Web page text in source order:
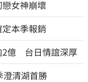
女神崩壞
本季報銷
2億 台日情誼深厚
清湖首勝